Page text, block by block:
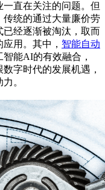
直在关注的问题。但
统的通过大量廉价劳
经逐渐被淘汰，取而
用。其中， 智能自动
能AI的有效融合，
字时代的发展机遇，
。